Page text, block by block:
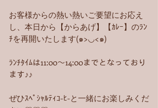
お客様からの熱い熱いご要望にお応え
し、本日から【からあげ】【ｶﾚｰ】のﾗﾝ
ﾁを再開いたします(๑>◡<๑)
ﾗﾝﾁﾀｲﾑは11:00〜14:00までとなっており
ます♪♪
ぜひｽﾍﾟｼｬﾙﾃｨｺ-ﾋ-と一緒にお楽しみくだ